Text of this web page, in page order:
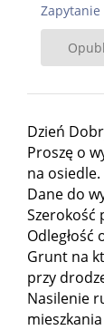
Dzień
Proszę o
na osiedle.
Dane do
Szerokość
Odległość
Grunt na
przy
Nasilenie